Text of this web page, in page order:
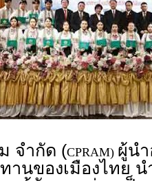
จำกัด (CPRAM) ผู้น
านของเมืองไทย